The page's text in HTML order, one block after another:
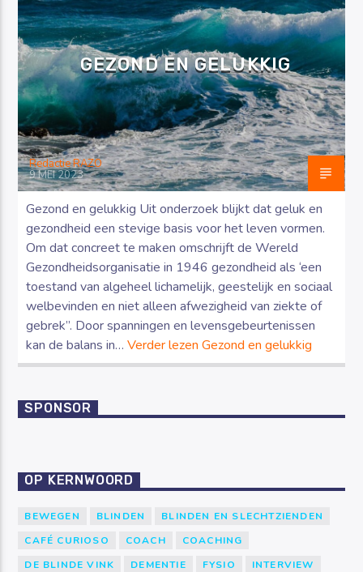
Luister RAZO online
GEZOND EN GELUKKIG
Redactie RAZO
9 MEI 2023
Gezond en gelukkig Uit onderzoek blijkt dat geluk en
gezondheid een stevige basis voor het leven vormen.
Om dat concreet te maken omschrijft de Wereld
Gezondheidsorganisatie in 1946 gezondheid als ‘een
toestand van algeheel lichamelijk, geestelijk en sociaal
welbevinden en niet alleen afwezigheid van ziekte of
gebrek”. Door spanningen en levensgebeurtenissen
kan de balans in…Verder lezen Gezond en gelukkig
SPONSOR
OP KERNWOORD
BEWEGEN BLINDEN
BLINDEN EN SLECHTZIENDEN
CAFÉ CURIOSO
COACH
COACHING
DE BLINDE VINK
DEMENTIE FYSIO
INTERVIEW